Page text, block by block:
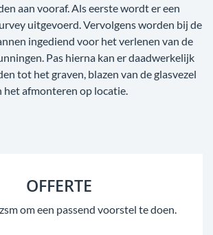
aan vooraf. Als eerste wordt er een
uitgevoerd. Vervolgens worden bij de
ingediend voor het verlenen van de
Pas hierna kan er daadwerkelijk
tot het graven, blazen van de glasvezel
het afmonteren op locatie.
OFFERTE
om een passend voorstel te doen.